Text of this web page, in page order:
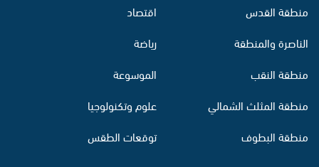
منطقة القدس
الناصرة والمنطقة
منطقة النقب
منطقة المثلث الشمالي
منطقة البطوف
اقتصاد
رياضة
الموسوعة
علوم وتكنولوجيا
توقعات الطقس